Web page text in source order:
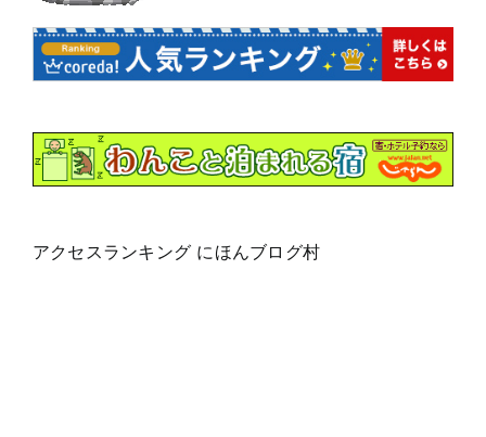
アクセスランキング にほんブログ村